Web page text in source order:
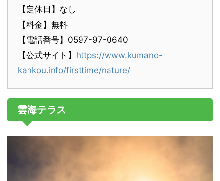
【定休日】なし
【料金】無料
【電話番号】0597-97-0640
【公式サイト】 https://www.kumano-
kankou.info/firsttime/nature/
雲海テラス